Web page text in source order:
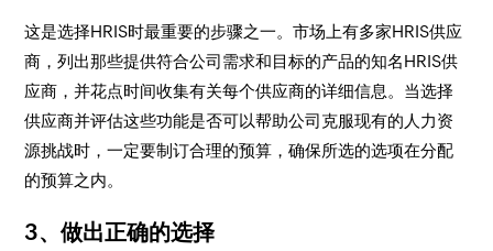
这是选择HRIS时最重要的步骤之一。市场上有多家HRIS供应
商，列出那些提供符合公司需求和目标的产品的知名HRIS供
应商，并花点时间收集有关每个供应商的详细信息。当选择
供应商并评估这些功能是否可以帮助公司克服现有的人力资
源挑战时，一定要制订合理的预算，确保所选的选项在分配
的预算之内。
3、做出正确的选择